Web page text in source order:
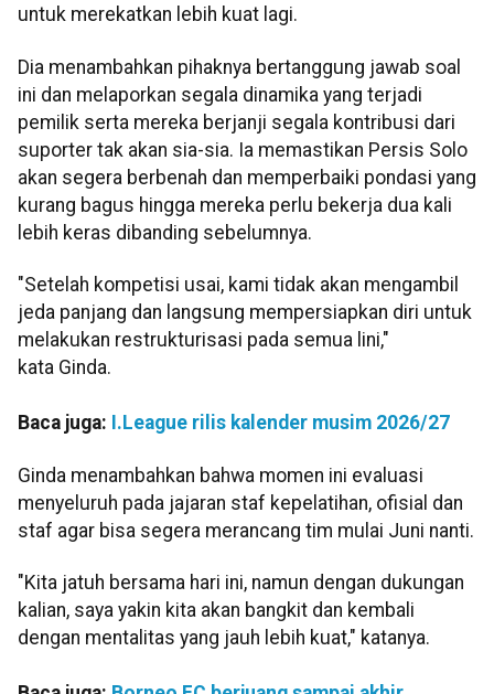
untuk merekatkan lebih kuat lagi.
Dia menambahkan pihaknya bertanggung jawab soal
ini dan melaporkan segala dinamika yang terjadi
pemilik serta mereka berjanji segala kontribusi dari
suporter tak akan sia-sia. Ia memastikan Persis Solo
akan segera berbenah dan memperbaiki pondasi yang
kurang bagus hingga mereka perlu bekerja dua kali
lebih keras dibanding sebelumnya.
"Setelah kompetisi usai, kami tidak akan mengambil
jeda panjang dan langsung mempersiapkan diri untuk
melakukan restrukturisasi pada semua lini,"
kata Ginda.
Baca juga: I.League rilis kalender musim 2026/27
Ginda menambahkan bahwa momen ini evaluasi
menyeluruh pada jajaran staf kepelatihan, ofisial dan
staf agar bisa segera merancang tim mulai Juni nanti.
"Kita jatuh bersama hari ini, namun dengan dukungan
kalian, saya yakin kita akan bangkit dan kembali
dengan mentalitas yang jauh lebih kuat," katanya.